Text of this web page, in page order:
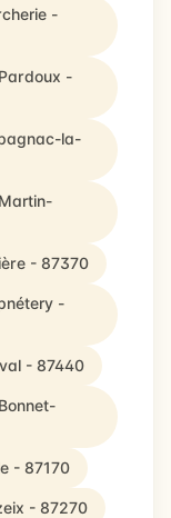
-
-
la-
- 87370
-
- 87440
- 87170
- 87270